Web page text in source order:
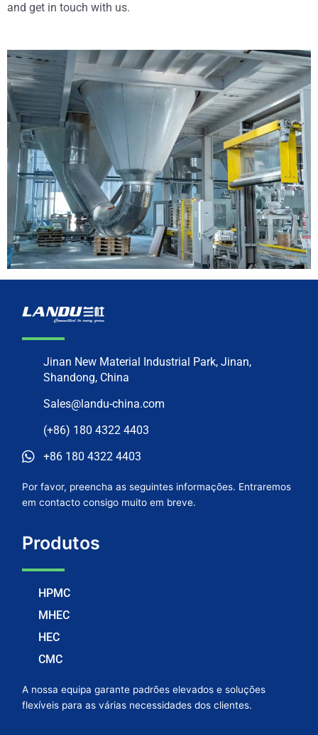
and get in touch with us.
Jinan New Material Industrial Park, Jinan,
Shandong, China
Sales@landu-china.com
(+86) 180 4322 4403
+86 180 4322 4403
Por favor, preencha as seguintes informações. Entraremos
em contacto consigo muito em breve.
Produtos
HPMC
MHEC
HEC
CMC
A nossa equipa garante padrões elevados e soluções
flexíveis para as várias necessidades dos clientes.